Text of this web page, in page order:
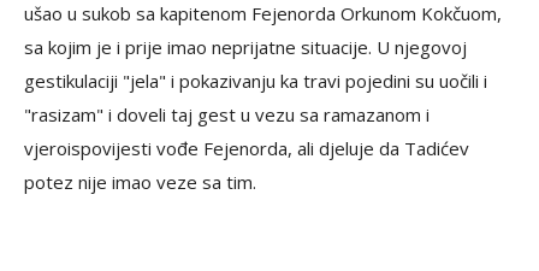
ušao u sukob sa kapitenom Fejenorda Orkunom Kokčuom,
sa kojim je i prije imao neprijatne situacije. U njegovoj
gestikulaciji "jela" i pokazivanju ka travi pojedini su uočili i
"rasizam" i doveli taj gest u vezu sa ramazanom i
vjeroispovijesti vođe Fejenorda, ali djeluje da Tadićev
potez nije imao veze sa tim.